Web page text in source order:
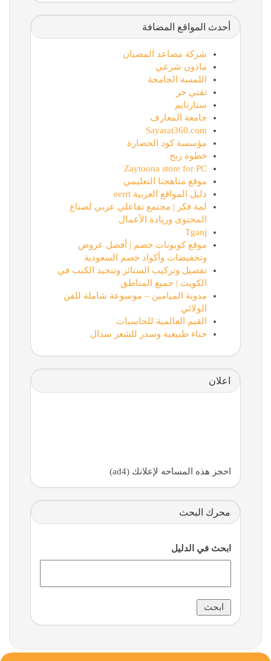
أحدث المواقع المضافة
شركة مصاعد المضيان
ماذون شرعي
اللمسة الجامحة
تقني حر
ستارتايم
جامعة المعارف
Sayarat360.com
مؤسسة كود الحضارة
خطوة ربح
Zaytoona store for PC
موقع مناهجنا التعليمي
دليل المواقع العربية eerrt
لمة فكر | مجتمع تفاعلي عربي لصناع
المحتوى وريادة الأعمال
Tganj
موقع كوبونات خصم | أفضل عروض
وتخفيضات وأكواد خصم السعودية
تفصيل وتركيب الستائر وتنجيد الكنب في
الكويت | جميع المناطق
مدونة الميامين – موسوعة شاملة للفن
الولائي
القيم العالمية للحاسبات
حناء طبيعية وسدر للشعر سدال
اعلان
احجز هذه المساحه لإعلانك (ad4)
محرك البحث
ابحث في الدليل